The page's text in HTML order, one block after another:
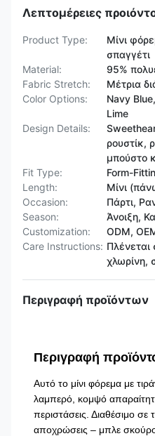
Λεπτομέρειες
Product Type:
Μίνι
σπαγγέτι
Material:
95%
Fabric Stretch:
Μέτρια
Color Options:
Navy
Lime
Design Details:
ρουστίκ,
μπούστο
Fit Type:
Form-
Length:
Μίνι
Occasion:
Πάρτι,
Season:
Άνοιξη,
Customization:
ODM,
Care Instructions: Πλένεται
χλωρίνη,
Περιγραφή προϊόντων
Περιγραφή
Αυτό το μίνι φόρεμα με
λαμπερό, κομψό
περιστάσεις. Διαθέσιμο σε
αποχρώσεις – μπλε